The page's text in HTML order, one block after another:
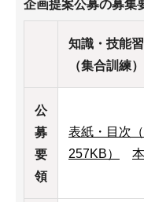
企画提案公募の募集
知識・技能
（集合訓練）
公
募
要
領
表紙・目次
257KB）